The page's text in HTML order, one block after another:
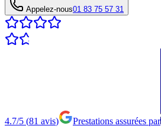
Appelez-nous01 83 75 57 31
4.7/5 (81 avis) Prestations assurées par